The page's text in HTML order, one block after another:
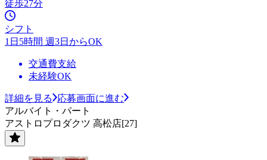
徒歩27分
シフト
1日5時間 週3日からOK
交通費支給
未経験OK
詳細を見る
応募画面に進む
アルバイト・パート
アストロプロダクツ 高松店[27]